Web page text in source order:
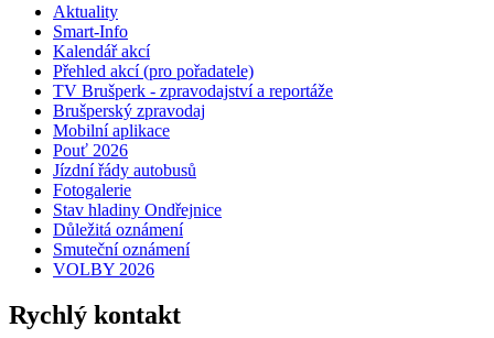
Aktuality
Smart-Info
Kalendář akcí
Přehled akcí (pro pořadatele)
TV Brušperk - zpravodajství a reportáže
Brušperský zpravodaj
Mobilní aplikace
Pouť 2026
Jízdní řády autobusů
Fotogalerie
Stav hladiny Ondřejnice
Důležitá oznámení
Smuteční oznámení
VOLBY 2026
Rychlý kontakt